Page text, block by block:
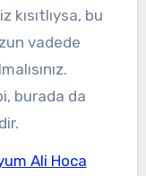
kısıtlıysa, bu
vadede
burada da
Ali Hoca